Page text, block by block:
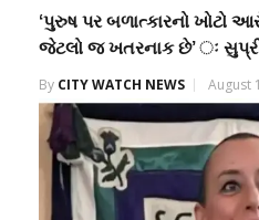
‘પુરુષ પર બળાત્કારનો ખોટો
જેટલો જ ખતરનાક છે’ ઃ
By CITY WATCH NEWS August